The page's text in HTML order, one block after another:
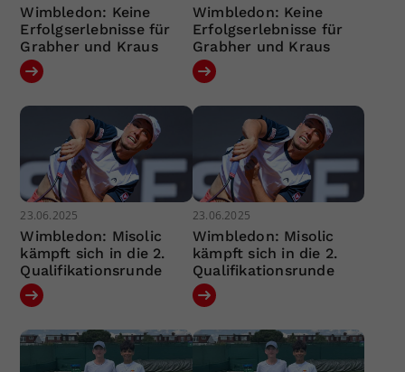
Wimbledon: Keine
Erfolgserlebnisse für
Grabher und Kraus
Wimbledon: Keine
Erfolgserlebnisse für
Grabher und Kraus
23.06.2025
Wimbledon: Misolic
kämpft sich in die 2.
Qualifikationsrunde
23.06.2025
Wimbledon: Misolic
kämpft sich in die 2.
Qualifikationsrunde